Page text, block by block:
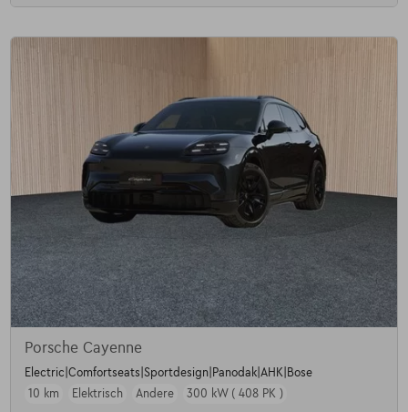
Porsche Cayenne
Electric|Comfortseats|Sportdesign|Panodak|AHK|Bose
10 km
Elektrisch Andere 300 kW ( 408 PK )